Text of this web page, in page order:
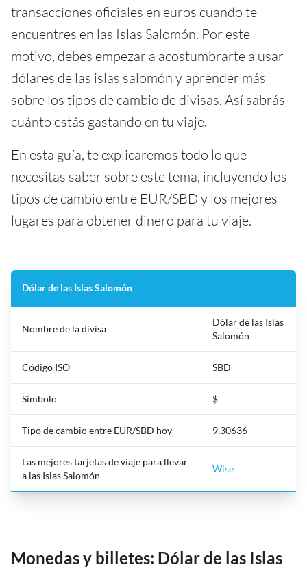
transacciones oficiales en euros cuando te
encuentres en las Islas Salomón. Por este
motivo, debes empezar a acostumbrarte a usar
dólares de las islas salomón y aprender más
sobre los tipos de cambio de divisas. Así sabrás
cuánto estás gastando en tu viaje.
En esta guía, te explicaremos todo lo que
necesitas saber sobre este tema, incluyendo los
tipos de cambio entre EUR/SBD y los mejores
lugares para obtener dinero para tu viaje.
Dólar de las Islas Salomón
Nombre de la divisa
Dólar de las Islas
Salomón
Código ISO SBD
Símbolo $
Tipo de cambio entre EUR/SBD hoy 9,30636
Las mejores tarjetas de viaje para llevar
a las Islas Salomón
Wise
Monedas y billetes: Dólar de las Islas